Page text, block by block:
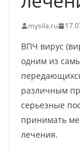
mysila.ru
ВПЧ вирус
одним из
различным
серьезные
принимать
лечения.